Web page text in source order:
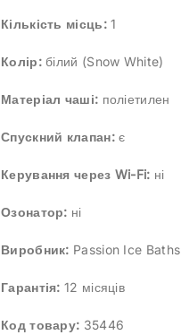
Кількість місць:1
Колір:білий (Snow White)
Матеріал чаші: поліетилен
Спускний клапан:є
Керування через Wi-Fi: ні
Озонатор: ні
Виробник: Passion Ice Baths
Гарантія: 12 місяців
Код товару: 35446